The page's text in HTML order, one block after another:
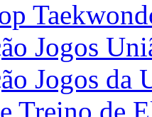
Jogos
Jogos da
Treino de